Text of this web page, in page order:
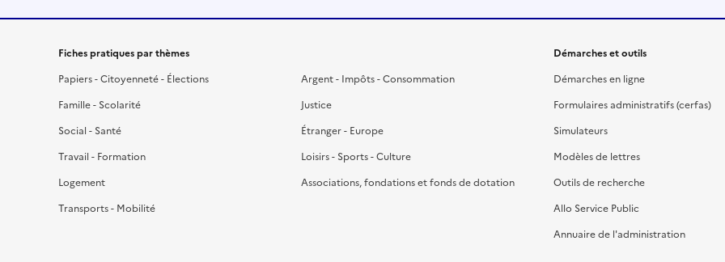
Fiches pratiques par thèmes
Papiers - Citoyenneté - Élections
Famille - Scolarité
Social - Santé
Travail - Formation
Logement
Transports - Mobilité
Argent - Impôts - Consommation
Justice
Étranger - Europe
Loisirs - Sports - Culture
Associations, fondations et fonds de dotation
Démarches et outils
Démarches en ligne
Formulaires administratifs (cerfas)
Simulateurs
Modèles de lettres
Outils de recherche
Allo Service Public
Annuaire de l'administration